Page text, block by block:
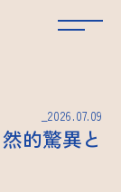
_2026.07.09
的驚異と